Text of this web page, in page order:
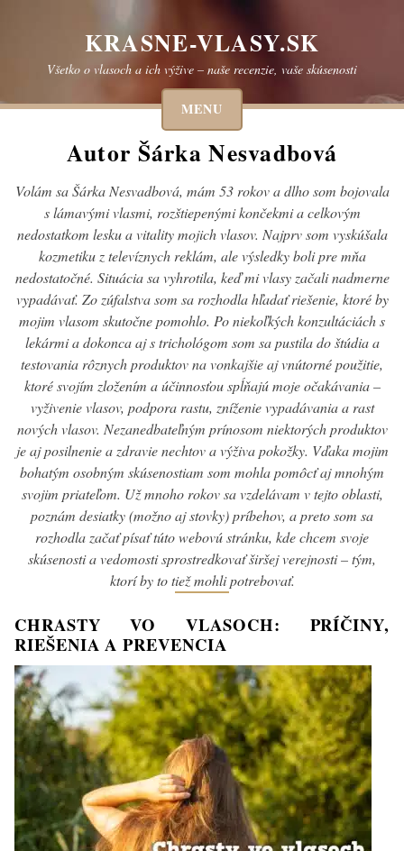
KRASNE-VLASY.SK
Všetko o vlasoch a ich výžive – naše recenzie, vaše skúsenosti
MENU
Autor Šárka Nesvadbová
Volám sa Šárka Nesvadbová, mám 53 rokov a dlho som bojovala
s lámavými vlasmi, rozštiepenými končekmi a celkovým
nedostatkom lesku a vitality mojich vlasov. Najprv som vyskúšala
kozmetiku z televíznych reklám, ale výsledky boli pre mňa
nedostatočné. Situácia sa vyhrotila, keď mi vlasy začali nadmerne
vypadávať. Zo zúfalstva som sa rozhodla hľadať riešenie, ktoré by
mojim vlasom skutočne pomohlo. Po niekoľkých konzultáciách s
lekármi a dokonca aj s trichológom som sa pustila do štúdia a
testovania rôznych produktov na vonkajšie aj vnútorné použitie,
ktoré svojím zložením a účinnosťou spĺňajú moje očakávania –
vyživenie vlasov, podpora rastu, zníženie vypadávania a rast
nových vlasov. Nezanedbateľným prínosom niektorých produktov
je aj posilnenie a zdravie nechtov a výživa pokožky. Vďaka mojim
bohatým osobným skúsenostiam som mohla pomôcť aj mnohým
svojim priateľom. Už mnoho rokov sa vzdelávam v tejto oblasti,
poznám desiatky (možno aj stovky) príbehov, a preto som sa
rozhodla začať písať túto webovú stránku, kde chcem svoje
skúsenosti a vedomosti sprostredkovať širšej verejnosti – tým,
ktorí by to tiež mohli potrebovať.
CHRASTY VO VLASOCH: PRÍČINY,
RIEŠENIA A PREVENCIA